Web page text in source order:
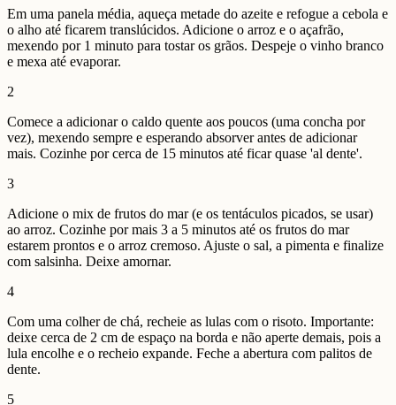
Em uma panela média, aqueça metade do azeite e refogue a cebola e
o alho até ficarem translúcidos. Adicione o arroz e o açafrão,
mexendo por 1 minuto para tostar os grãos. Despeje o vinho branco
e mexa até evaporar.
2
Comece a adicionar o caldo quente aos poucos (uma concha por
vez), mexendo sempre e esperando absorver antes de adicionar
mais. Cozinhe por cerca de 15 minutos até ficar quase 'al dente'.
3
Adicione o mix de frutos do mar (e os tentáculos picados, se usar)
ao arroz. Cozinhe por mais 3 a 5 minutos até os frutos do mar
estarem prontos e o arroz cremoso. Ajuste o sal, a pimenta e finalize
com salsinha. Deixe amornar.
4
Com uma colher de chá, recheie as lulas com o risoto. Importante:
deixe cerca de 2 cm de espaço na borda e não aperte demais, pois a
lula encolhe e o recheio expande. Feche a abertura com palitos de
dente.
5